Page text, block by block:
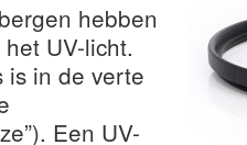
hebben
UV-licht.
is in de verte
Een UV-